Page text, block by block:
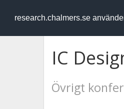
research.chalmers.se
RESEARCH
IC
Övrigt